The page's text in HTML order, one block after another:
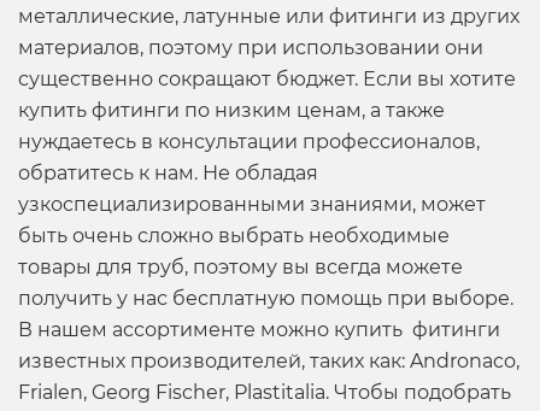
металлические, латунные или фитинги из других
материалов, поэтому при использовании они
существенно сокращают бюджет. Если вы хотите
купить фитинги по низким ценам, а также
нуждаетесь в консультации профессионалов,
обратитесь к нам. Не обладая
узкоспециализированными знаниями, может
быть очень сложно выбрать необходимые
товары для труб, поэтому вы всегда можете
получить у нас бесплатную помощь при выборе.
В нашем ассортименте можно купить фитинги
известных производителей, таких как: Andronaco,
Frialen, Georg Fischer, Plastitalia. Чтобы подобрать